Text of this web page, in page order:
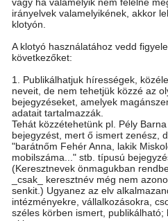
irányelvek valamelyikének, akkor
klotyón.
A klotyó használatához vedd
következőket:
1. Publikálhatjuk hírességek,
neveit, de nem tehetjük közzé az
bejegyzéseket, amelyek
adatait tartalmazzák.
Tehát közzétehetünk pl. Pély
bejegyzést, mert ő ismert zenész,
"barátnőm Fehér Anna, lakik
mobilszáma..." stb. típusú
(Keresztnevek önmagukban
_csak_ keresztnév még nem
senkit.) Ugyanez az elv
intézményekre, vállalkozásokra,
széles körben ismert, publikálható;